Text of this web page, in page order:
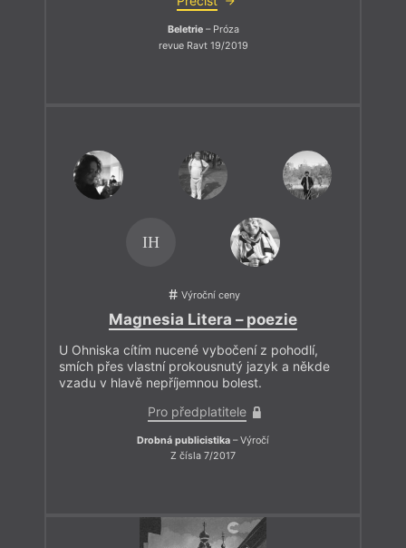
Beletrie– Próza
revue Ravt 19/2019
IH
Výroční ceny
Magnesia Litera – poezie
U Ohniska cítím nucené vybočení z pohodlí,
smích přes vlastní prokousnutý jazyk a někde
vzadu v hlavě nepříjemnou bolest.
Pro předplatitele
Drobná publicistika – Výročí
Z čísla 7/2017